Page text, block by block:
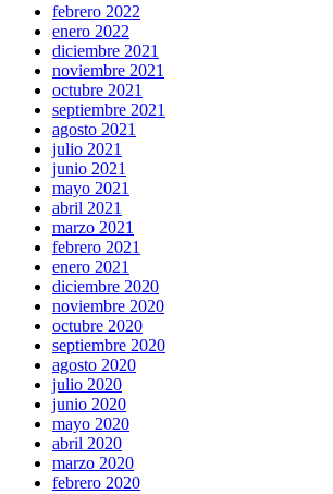
febrero 2022
enero 2022
diciembre 2021
noviembre 2021
octubre 2021
septiembre 2021
agosto 2021
julio 2021
junio 2021
mayo 2021
abril 2021
marzo 2021
febrero 2021
enero 2021
diciembre 2020
noviembre 2020
octubre 2020
septiembre 2020
agosto 2020
julio 2020
junio 2020
mayo 2020
abril 2020
marzo 2020
febrero 2020